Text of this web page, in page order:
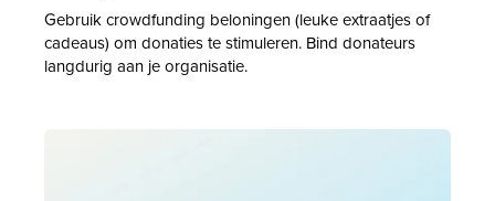
Gebruik crowdfunding beloningen (leuke extraatjes of
cadeaus) om donaties te stimuleren. Bind donateurs
langdurig aan je organisatie.